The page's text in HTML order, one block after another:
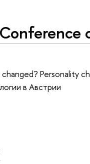
Personality
в Австрии